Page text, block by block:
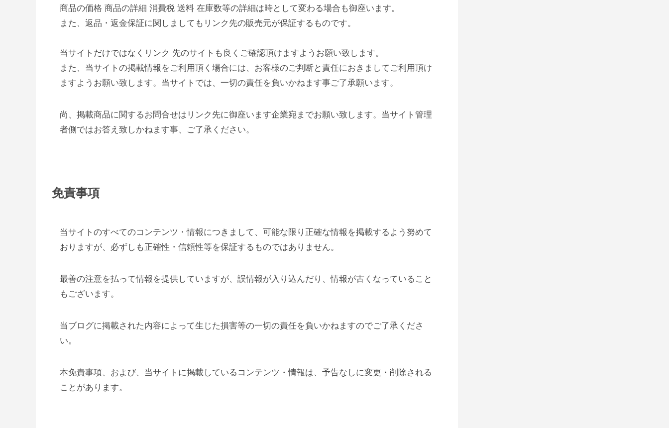
商品の価格 商品の詳細 消費税 送料 在庫数等の詳細は時として変わる場合も御座います。
また、返品・返金保証に関しましてもリンク先の販売元が保証するものです。
当サイトだけではなくリンク 先のサイトも良くご確認頂けますようお願い致します。
また、当サイトの掲載情報をご利用頂く場合には、お客様のご判断と責任におきましてご利用頂け
ますようお願い致します。当サイトでは、一切の責任を負いかねます事ご了承願います。
尚、掲載商品に関するお問合せはリンク先に御座います企業宛までお願い致します。当サイト管理
者側ではお答え致しかねます事、ご了承ください。
免責事項
当サイトのすべてのコンテンツ・情報につきまして、可能な限り正確な情報を掲載するよう努めて
おりますが、必ずしも正確性・信頼性等を保証するものではありません。
最善の注意を払って情報を提供していますが、誤情報が入り込んだり、情報が古くなっていること
もございます。
当ブログに掲載された内容によって生じた損害等の一切の責任を負いかねますのでご了承くださ
い。
本免責事項、および、当サイトに掲載しているコンテンツ・情報は、予告なしに変更・削除される
ことがあります。